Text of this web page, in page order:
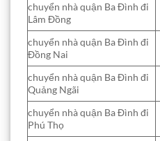
chuyển nhà quận Ba Đình đi
Lâm Đồng
chuyển nhà quận Ba Đình đi
Đồng Nai
chuyển nhà quận Ba Đình đi
Quảng Ngãi
chuyển nhà quận Ba Đình đi
Phú Thọ